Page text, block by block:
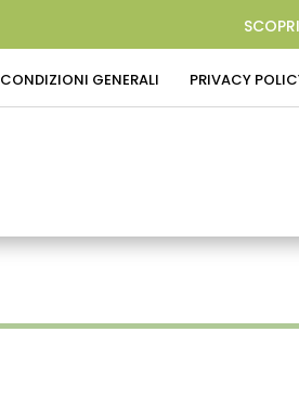
CONDIZIONI GENERALI PRIVACY